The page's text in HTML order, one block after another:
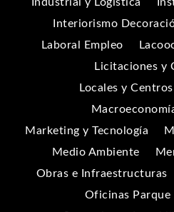
Interiorismo
Laboral Empleo
Licitaciones y
Locales y
Marketing y Tecnología
Medio Ambiente
Obras e Infraestructuras
Oficinas Parque